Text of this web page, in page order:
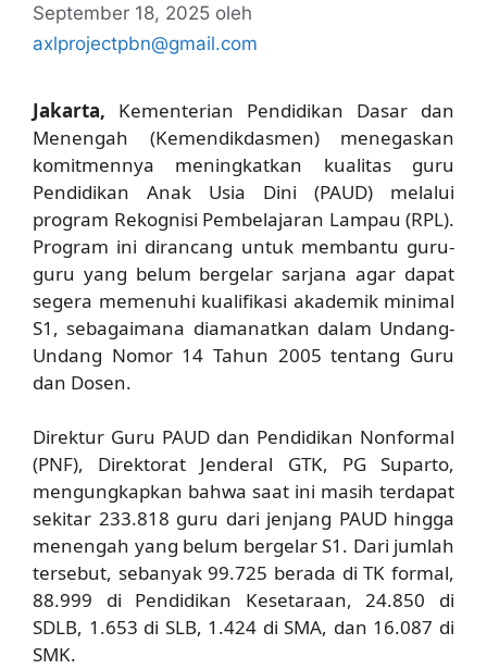
September 18, 2025 oleh
axlprojectpbn@gmail.com
Jakarta, Kementerian Pendidikan Dasar dan
Menengah (Kemendikdasmen) menegaskan
komitmennya meningkatkan kualitas guru
Pendidikan Anak Usia Dini (PAUD) melalui
program Rekognisi Pembelajaran Lampau (RPL).
Program ini dirancang untuk membantu guru-
guru yang belum bergelar sarjana agar dapat
segera memenuhi kualifikasi akademik minimal
S1, sebagaimana diamanatkan dalam Undang-
Undang Nomor 14 Tahun 2005 tentang Guru
dan Dosen.
Direktur Guru PAUD dan Pendidikan Nonformal
(PNF), Direktorat Jenderal GTK, PG Suparto,
mengungkapkan bahwa saat ini masih terdapat
sekitar 233.818 guru dari jenjang PAUD hingga
menengah yang belum bergelar S1. Dari jumlah
tersebut, sebanyak 99.725 berada di TK formal,
88.999 di Pendidikan Kesetaraan, 24.850 di
SDLB, 1.653 di SLB, 1.424 di SMA, dan 16.087 di
SMK.